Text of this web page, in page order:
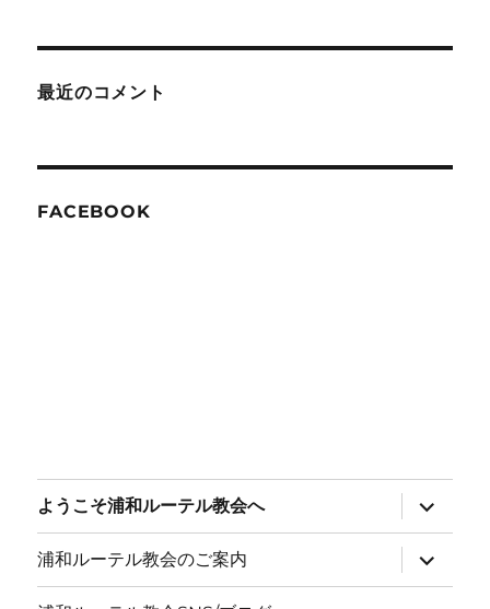
最近のコメント
FACEBOOK
ようこそ浦和ルーテル教会へ
サ
ブ
メ
ニ
ュ
ー
浦和ルーテル教会のご案内
サ
ブ
メ